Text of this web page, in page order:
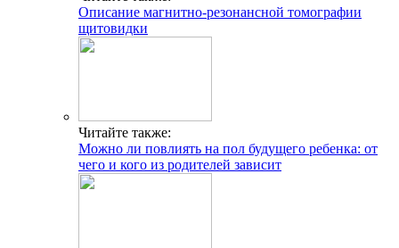
Описание магнитно-резонансной томографии
щитовидки
Читайте также:
Можно ли повлиять на пол будущего ребенка: от
чего и кого из родителей зависит